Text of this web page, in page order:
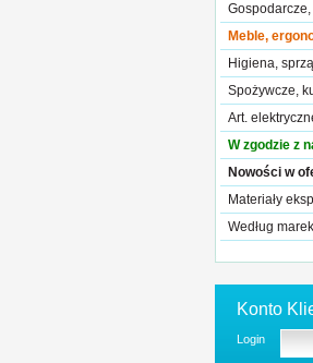
Gospodarcze,
Meble,
Higiena,
Spożywcze,
Art.
W zgodzie z
Nowości w
Materiały
Według marek
Konto
Login